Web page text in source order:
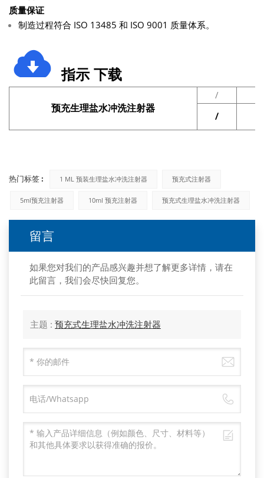
质量保证
制造过程符合 ISO 13485 和 ISO 9001 质量体系。
指示 下载
预充生理盐水冲洗注射器
/
/
热门标签 : 1 ML 预装生理盐水冲洗注射器 预充式注射器
5ml预充注射器 10ml 预充注射器 预充式生理盐水冲洗注射器
留言
如果您对我们的产品感兴趣并想了解更多详情，请在
此留言，我们会尽快回复您。
主题 : 预充式生理盐水冲洗注射器